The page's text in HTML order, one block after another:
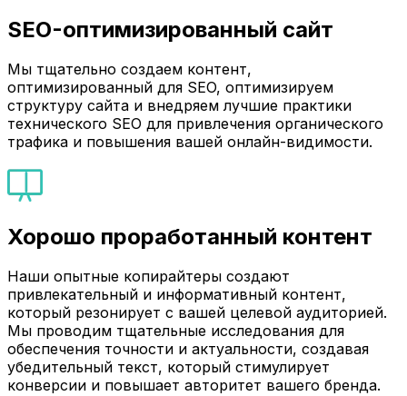
SEO-оптимизированный сайт
Мы тщательно создаем контент,
оптимизированный для SEO, оптимизируем
структуру сайта и внедряем лучшие практики
технического SEO для привлечения органического
трафика и повышения вашей онлайн-видимости.
Хорошо проработанный контент
Наши опытные копирайтеры создают
привлекательный и информативный контент,
который резонирует с вашей целевой аудиторией.
Мы проводим тщательные исследования для
обеспечения точности и актуальности, создавая
убедительный текст, который стимулирует
конверсии и повышает авторитет вашего бренда.